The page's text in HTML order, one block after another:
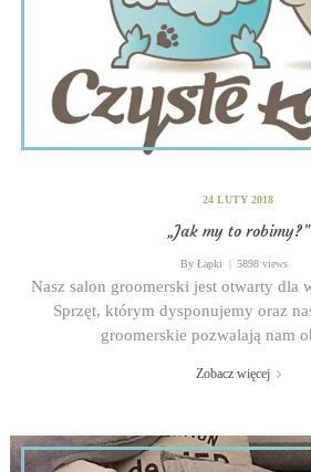
24 LUTY 2018
„Jak my to robimy?”
ByŁapki 5898 views
Nasz salon groomerski jest otwarty dla
Sprzęt, którym dysponujemy oraz
groomerskie pozwalają nam
Zobacz więcej